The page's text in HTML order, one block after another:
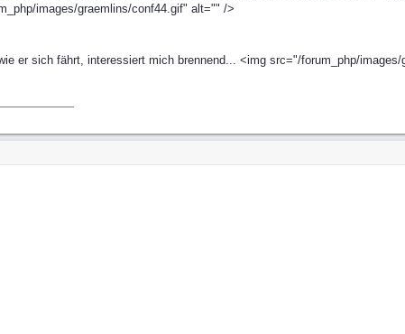
images/graemlins/conf44.gif" alt="" />
er sich fährt, interessiert mich brennend... <img src="/forum_php/